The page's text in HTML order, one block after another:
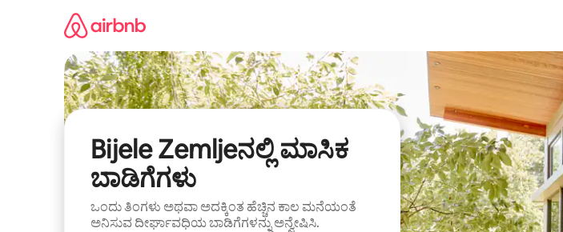
Bijele Zemljeನಲ್ಲಿ ಮಾಸಿಕ
ಬಾಡಿಗೆಗಳು
ಒಂದು ತಿಂಗಳು ಅಥವಾ ಅದಕ್ಕಿಂತ ಹೆಚ್ಚಿನ ಕಾಲ ಮನೆಯಂತೆ
ಅನಿಸುವ ದೀರ್ಘಾವಧಿಯ ಬಾಡಿಗೆಗಳನ್ನು ಅನ್ವೇಷಿಸಿ.